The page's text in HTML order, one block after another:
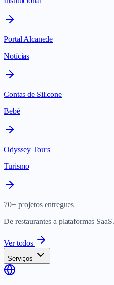
Portal Alcanede
Notícias
Contas de Silicone
Bebé
Odyssey Tours
Turismo
70+ projetos entregues
De restaurantes a plataformas SaaS.
Ver todos
Serviços